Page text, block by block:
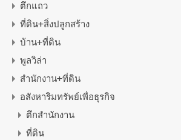
ตึกแถว
ที่ดิน+สิ่งปลูกสร้าง
บ้าน+ที่ดิน
พูลวิล่า
สำนักงาน+ที่ดิน
อสังหาริมทรัพย์เพื่อธุรกิจ
ตึกสำนักงาน
ที่ดิน